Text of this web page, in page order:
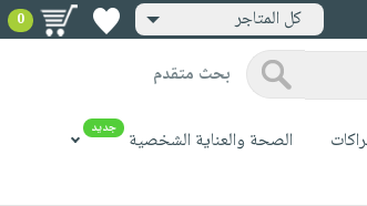
كل المتاجر 0
بحث متقدم
الصحة والعناية الشخصية جديد